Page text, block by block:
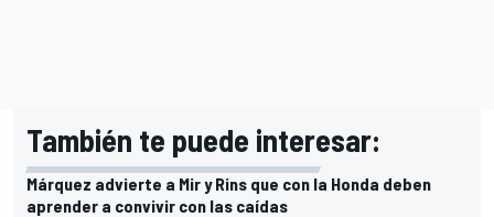
También te puede interesar:
Márquez advierte a Mir y Rins que con la Honda deben
aprender a convivir con las caídas